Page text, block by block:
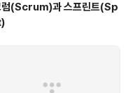
럼(Scrum)과 스프린트(Sp